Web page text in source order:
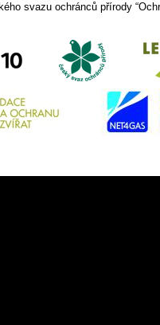
svazu ochránců přírody